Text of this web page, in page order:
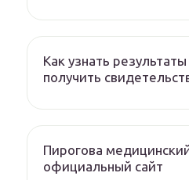
Как узнать
получить
Пирогова
официальный сайт